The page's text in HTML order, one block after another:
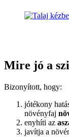
Mire jó a
Bizonyított, hogy:
jótékony
növényfaj
enyhíti az
javítja a